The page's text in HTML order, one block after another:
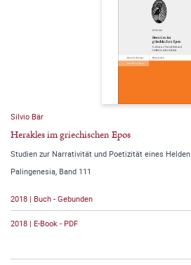
Silvio Bär
Herakles im griechischen Epos
Studien zur Narrativität und Poetizität eines Helden
Palingenesia, Band 111
2018 | Buch - Gebunden
2018 | E-Book - PDF